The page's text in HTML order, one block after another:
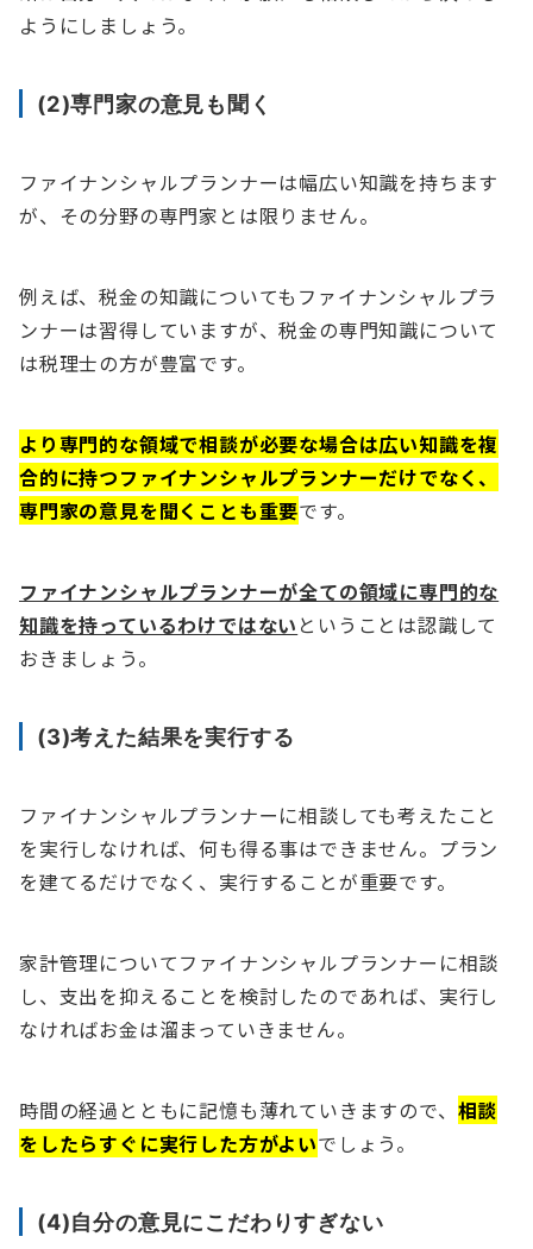
ようにしましょう。
(2)専門家の意見も聞く
ファイナンシャルプランナーは幅広い知識を持ちます
が、その分野の専門家とは限りません。
例えば、税金の知識についてもファイナンシャルプラ
ンナーは習得していますが、税金の専門知識について
は税理士の方が豊富です。
より専門的な領域で相談が必要な場合は広い知識を複
合的に持つファイナンシャルプランナーだけでなく、
専門家の意見を聞くことも重要です。
ファイナンシャルプランナーが全ての領域に専門的な
知識を持っているわけではない ということは認識して
おきましょう。
(3)考えた結果を実行する
ファイナンシャルプランナーに相談しても考えたこと
を実行しなければ、何も得る事はできません。プラン
を建てるだけでなく、実行することが重要です。
家計管理についてファイナンシャルプランナーに相談
し、支出を抑えることを検討したのであれば、実行し
なければお金は溜まっていきません。
時間の経過とともに記憶も薄れていきますので、 相談
をしたらすぐに実行した方がよいでしょう。
(4)自分の意見にこだわりすぎない